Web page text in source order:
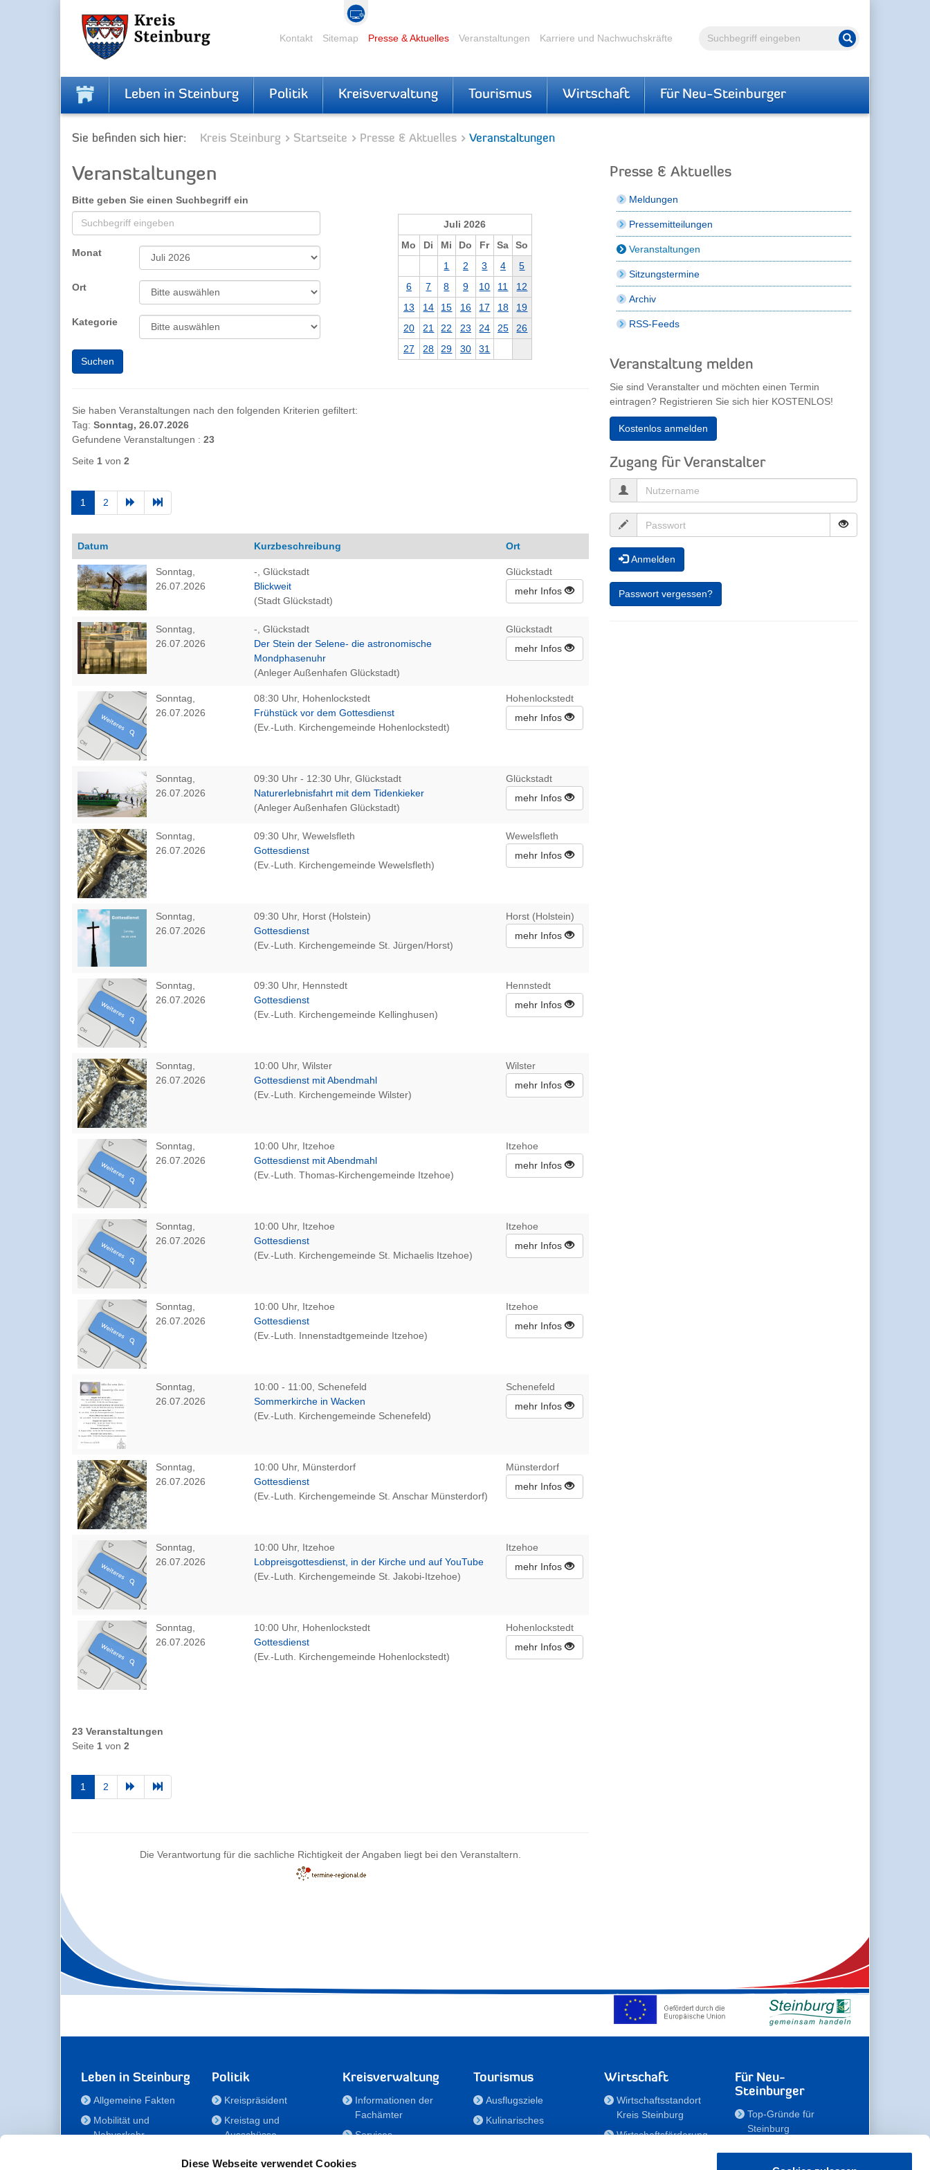
Diese Webseite verwendet Cookies
Volltextsuche Suche starten
Kontakt Sitemap Presse & Aktuelles Veranstaltungen Karriere und Nachwuchskräfte
Leben in Steinburg Politik Kreisverwaltung Tourismus Wirtschaft Für Neu-Steinburger
Sie befinden sich hier: Kreis Steinburg Startseite Presse & Aktuelles Veranstaltungen
Veranstaltungen
Juli 2026
Mo
Di Mi Do Fr Sa
So
1
2 3 4
5
6
7 8 9 10 11
12
13
14 15 16 17 18
19
20
21 22 23 24 25
26
27
28 29 30 31
Bitte geben Sie einen Suchbegriff ein
Monat
Ort
Kategorie
Sie haben Veranstaltungen nach den folgenden Kriterien gefiltert:
Tag: Sonntag, 26.07.2026
Gefundene Veranstaltungen : 23
Seite 1 von 2
1 2
Datum Kurzbeschreibung Ort
Sonntag,
26.07.2026
-, Glückstadt
Blickweit
(Stadt Glückstadt)
Glückstadt
mehr Infos
Sonntag,
26.07.2026
-, Glückstadt
Der Stein der Selene- die astronomische
Mondphasenuhr
(Anleger Außenhafen Glückstadt)
Glückstadt
mehr Infos
Sonntag,
26.07.2026
08:30 Uhr, Hohenlockstedt
Frühstück vor dem Gottesdienst
(Ev.-Luth. Kirchengemeinde Hohenlockstedt)
Hohenlockstedt
mehr Infos
Sonntag,
26.07.2026
09:30 Uhr - 12:30 Uhr, Glückstadt
Naturerlebnisfahrt mit dem Tidenkieker
(Anleger Außenhafen Glückstadt)
Glückstadt
mehr Infos
Sonntag,
26.07.2026
09:30 Uhr, Wewelsfleth
Gottesdienst
(Ev.-Luth. Kirchengemeinde Wewelsfleth)
Wewelsfleth
mehr Infos
Sonntag,
26.07.2026
09:30 Uhr, Horst (Holstein)
Gottesdienst
(Ev.-Luth. Kirchengemeinde St. Jürgen/Horst)
Horst (Holstein)
mehr Infos
Sonntag,
26.07.2026
09:30 Uhr, Hennstedt
Gottesdienst
(Ev.-Luth. Kirchengemeinde Kellinghusen)
Hennstedt
mehr Infos
Sonntag,
26.07.2026
10:00 Uhr, Wilster
Gottesdienst mit Abendmahl
(Ev.-Luth. Kirchengemeinde Wilster)
Wilster
mehr Infos
Sonntag,
26.07.2026
10:00 Uhr, Itzehoe
Gottesdienst mit Abendmahl
(Ev.-Luth. Thomas-Kirchengemeinde Itzehoe)
Itzehoe
mehr Infos
Sonntag,
26.07.2026
10:00 Uhr, Itzehoe
Gottesdienst
(Ev.-Luth. Kirchengemeinde St. Michaelis Itzehoe)
Itzehoe
mehr Infos
Sonntag,
26.07.2026
10:00 Uhr, Itzehoe
Gottesdienst
(Ev.-Luth. Innenstadtgemeinde Itzehoe)
Itzehoe
mehr Infos
Sonntag,
26.07.2026
10:00 - 11:00, Schenefeld
Sommerkirche in Wacken
(Ev.-Luth. Kirchengemeinde Schenefeld)
Schenefeld
mehr Infos
Sonntag,
26.07.2026
10:00 Uhr, Münsterdorf
Gottesdienst
(Ev.-Luth. Kirchengemeinde St. Anschar Münsterdorf)
Münsterdorf
mehr Infos
Sonntag,
26.07.2026
10:00 Uhr, Itzehoe
Lobpreisgottesdienst, in der Kirche und auf YouTube
(Ev.-Luth. Kirchengemeinde St. Jakobi-Itzehoe)
Itzehoe
mehr Infos
Sonntag,
26.07.2026
10:00 Uhr, Hohenlockstedt
Gottesdienst
(Ev.-Luth. Kirchengemeinde Hohenlockstedt)
Hohenlockstedt
mehr Infos
23 Veranstaltungen
Seite 1 von 2
1 2
Die Verantwortung für die sachliche Richtigkeit der Angaben liegt bei den Veranstaltern.
Presse & Aktuelles
Meldungen
Pressemitteilungen
Veranstaltungen
Sitzungstermine
Archiv
RSS-Feeds
Veranstaltung melden
Sie sind Veranstalter und möchten einen Termin
eintragen? Registrieren Sie sich hier KOSTENLOS!
Kostenlos anmelden
Zugang für Veranstalter
Anmelden
Passwort vergessen?
Leben in Steinburg
Allgemeine Fakten
Mobilität und
Nahverkehr
Politik
Kreispräsident
Kreistag und
Ausschüsse
Kreisverwaltung
Informationen der
Fachämter
Services
Tourismus
Ausflugsziele
Kulinarisches
Wirtschaft
Wirtschaftsstandort
Kreis Steinburg
Wirtschaftsförderung
Für Neu-
Steinburger
Top-Gründe für
Steinburg